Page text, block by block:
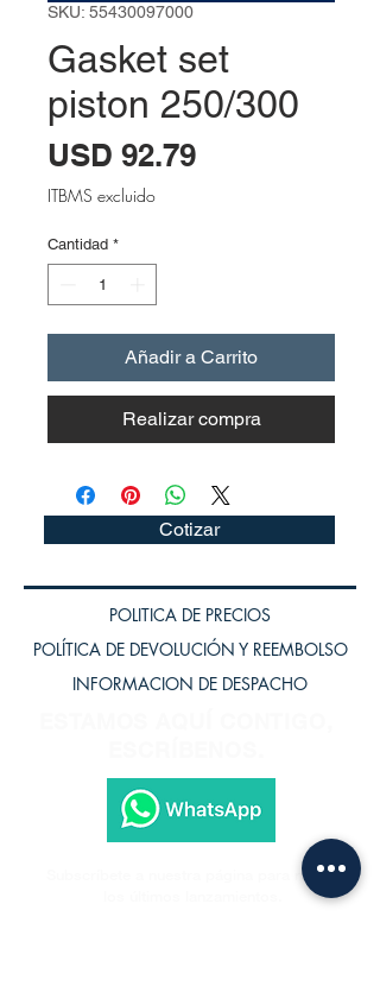
SKU: 55430097000
Gasket set
piston 250/300
USD 92.79Precio
ITBMS excluido
Cantidad *
Añadir a Carrito
Realizar compra
Cotizar
POLITICA DE PRECIOS
POLÍTICA DE DEVOLUCIÓN Y REEMBOLSO
INFORMACION DE DESPACHO
Subscríbete a nuestra página para recibir